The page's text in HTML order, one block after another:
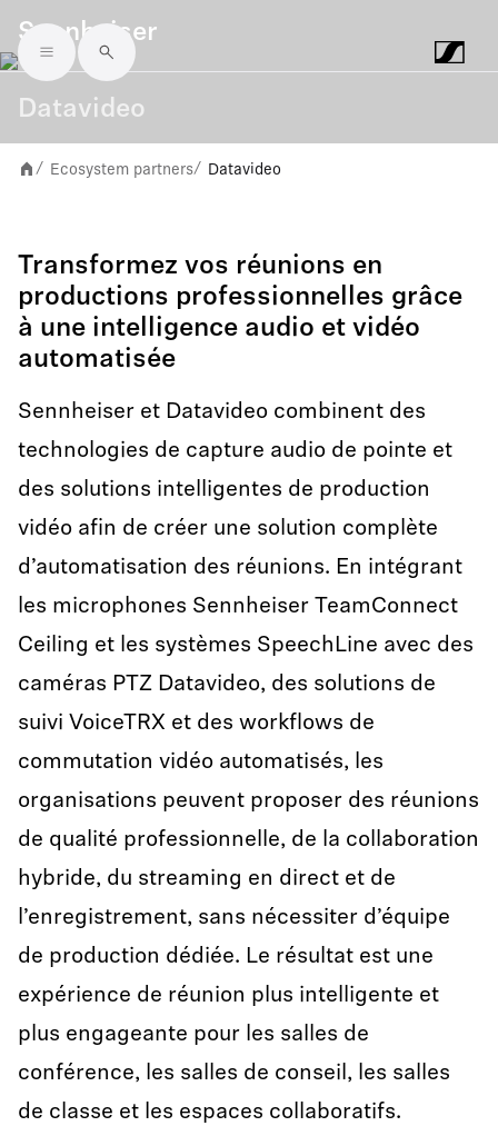
Skip to main content
Sennheiser
Datavideo
/ Ecosystem partners/ Datavideo
Transformez vos réunions en
productions professionnelles grâce
à une intelligence audio et vidéo
automatisée
Sennheiser et Datavideo combinent des
technologies de capture audio de pointe et
des solutions intelligentes de production
vidéo afin de créer une solution complète
d’automatisation des réunions. En intégrant
les microphones Sennheiser TeamConnect
Ceiling et les systèmes SpeechLine avec des
caméras PTZ Datavideo, des solutions de
suivi VoiceTRX et des workflows de
commutation vidéo automatisés, les
organisations peuvent proposer des réunions
de qualité professionnelle, de la collaboration
hybride, du streaming en direct et de
l’enregistrement, sans nécessiter d’équipe
de production dédiée. Le résultat est une
expérience de réunion plus intelligente et
plus engageante pour les salles de
conférence, les salles de conseil, les salles
de classe et les espaces collaboratifs.